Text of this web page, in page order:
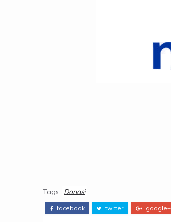
Tags: Donasi
facebook twitter google+